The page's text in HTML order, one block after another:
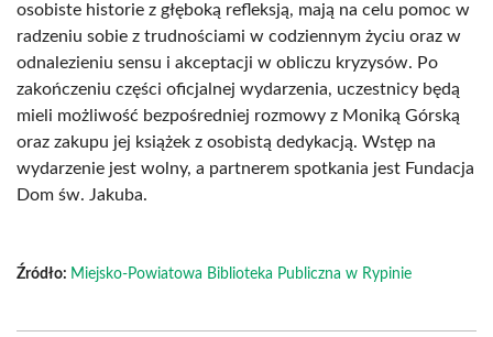
osobiste historie z głęboką refleksją, mają na celu pomoc w
radzeniu sobie z trudnościami w codziennym życiu oraz w
odnalezieniu sensu i akceptacji w obliczu kryzysów. Po
zakończeniu części oficjalnej wydarzenia, uczestnicy będą
mieli możliwość bezpośredniej rozmowy z Moniką Górską
oraz zakupu jej książek z osobistą dedykacją. Wstęp na
wydarzenie jest wolny, a partnerem spotkania jest Fundacja
Dom św. Jakuba.
Źródło: Miejsko-Powiatowa Biblioteka Publiczna w Rypinie